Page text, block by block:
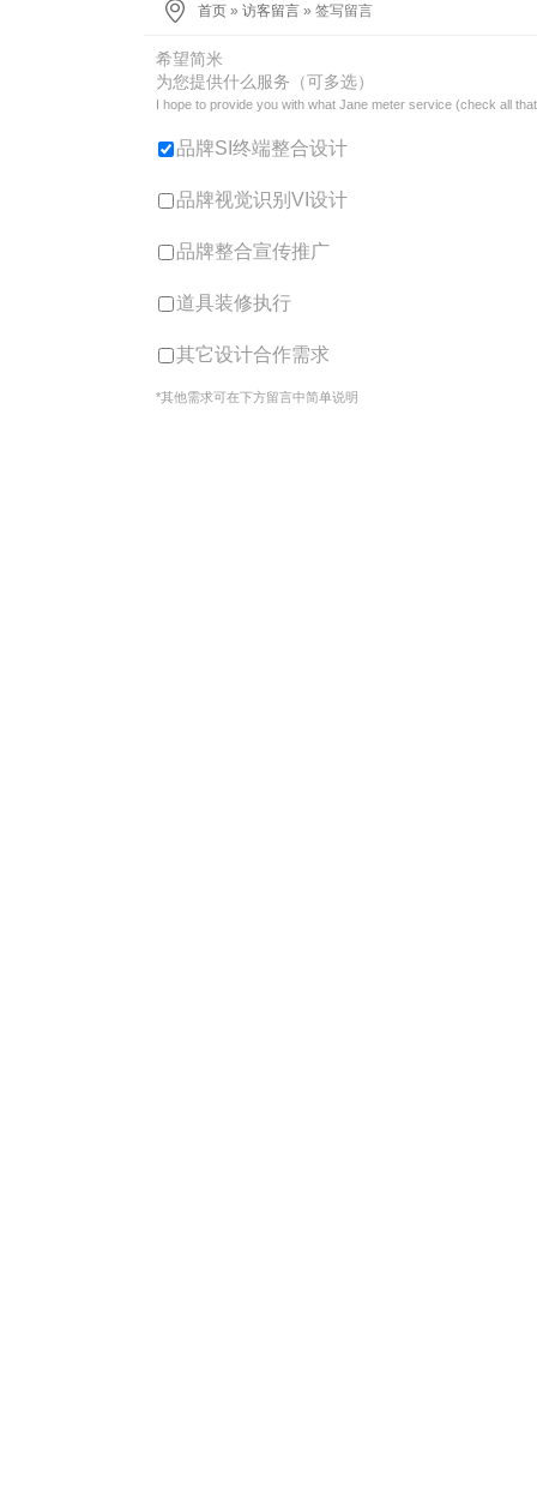
首页 » 访客留言 » 签写留言
希望简米
为您提供什么服务（可多选）
I hope to provide you with what Jane meter service (check all
品牌SI终端整合设计
品牌视觉识别VI设计
品牌整合宣传推广
道具装修执行
其它设计合作需求
*其他需求可在下方留言中简单说明